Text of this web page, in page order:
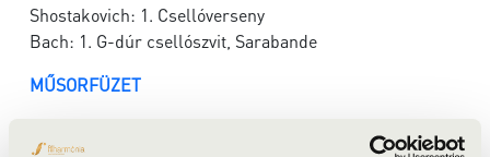
Shostakovich: 1. Csellóverseny
Bach: 1. G-dúr csellószvit, Sarabande
MŰSORFÜZET
---